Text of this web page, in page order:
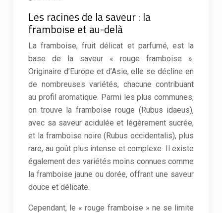
Les racines de la saveur : la
framboise et au-delà
La framboise, fruit délicat et parfumé, est la
base de la saveur « rouge framboise ».
Originaire d’Europe et d’Asie, elle se décline en
de nombreuses variétés, chacune contribuant
au profil aromatique. Parmi les plus communes,
on trouve la framboise rouge (Rubus idaeus),
avec sa saveur acidulée et légèrement sucrée,
et la framboise noire (Rubus occidentalis), plus
rare, au goût plus intense et complexe. Il existe
également des variétés moins connues comme
la framboise jaune ou dorée, offrant une saveur
douce et délicate.
Cependant, le « rouge framboise » ne se limite